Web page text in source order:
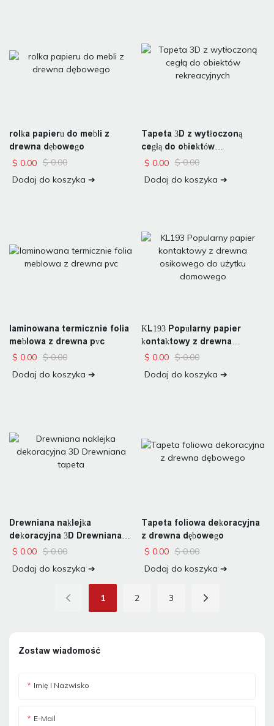
rolka papieru do mebli z
drewna dębowego
$ 0.00 $0.00
Dodaj do koszyka ➔
Tapeta 3D z wytłoczoną
cegłą do obiektów
rekreacyjnych
$ 0.00 $0.00
Dodaj do koszyka ➔
laminowana termicznie folia
meblowa z drewna pvc
$ 0.00 $0.00
Dodaj do koszyka ➔
KL193 Popularny papier
kontaktowy z drewna
osikowego do użytku
$ 0.00 $0.00
Dodaj do koszyka ➔
Drewniana naklejka
dekoracyjna 3D Drewniana
tapeta
$ 0.00 $0.00
Dodaj do koszyka ➔
Tapeta foliowa dekoracyjna
z drewna dębowego
$ 0.00 $0.00
Dodaj do koszyka ➔
1 2 3
Zostaw wiadomość
Imię I Nazwisko
E-Mail